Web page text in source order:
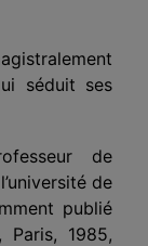
séduit ses
de
de
publié
Paris, 1985,